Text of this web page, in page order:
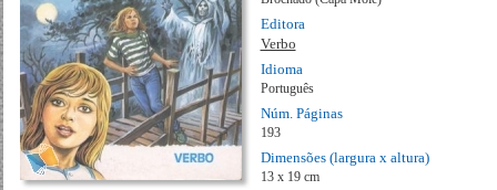
Editora
Verbo
Idioma
Português
Núm. Páginas
193
Dimensões (largura x altura)
13 x 19 cm